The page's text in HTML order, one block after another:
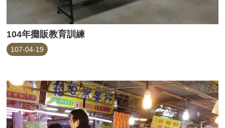
104年攤販教育訓練
107-04-19